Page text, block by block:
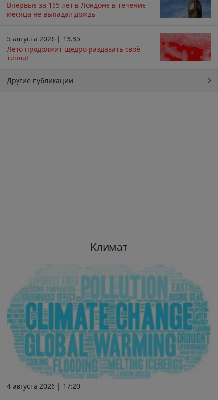
Впервые за 155 лет в Лондоне в течение
месяца не выпадал дождь
5 августа 2026 | 13:35
Лето продолжит щедро раздавать своё
тепло!
Другие публикации
Климат
4 августа 2026 | 17:20